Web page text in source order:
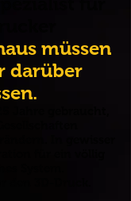
müssen
darüber